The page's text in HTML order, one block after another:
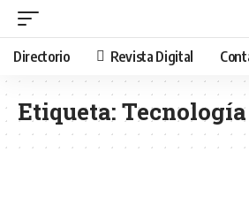
Directorio Revista Digital
Etiqueta: